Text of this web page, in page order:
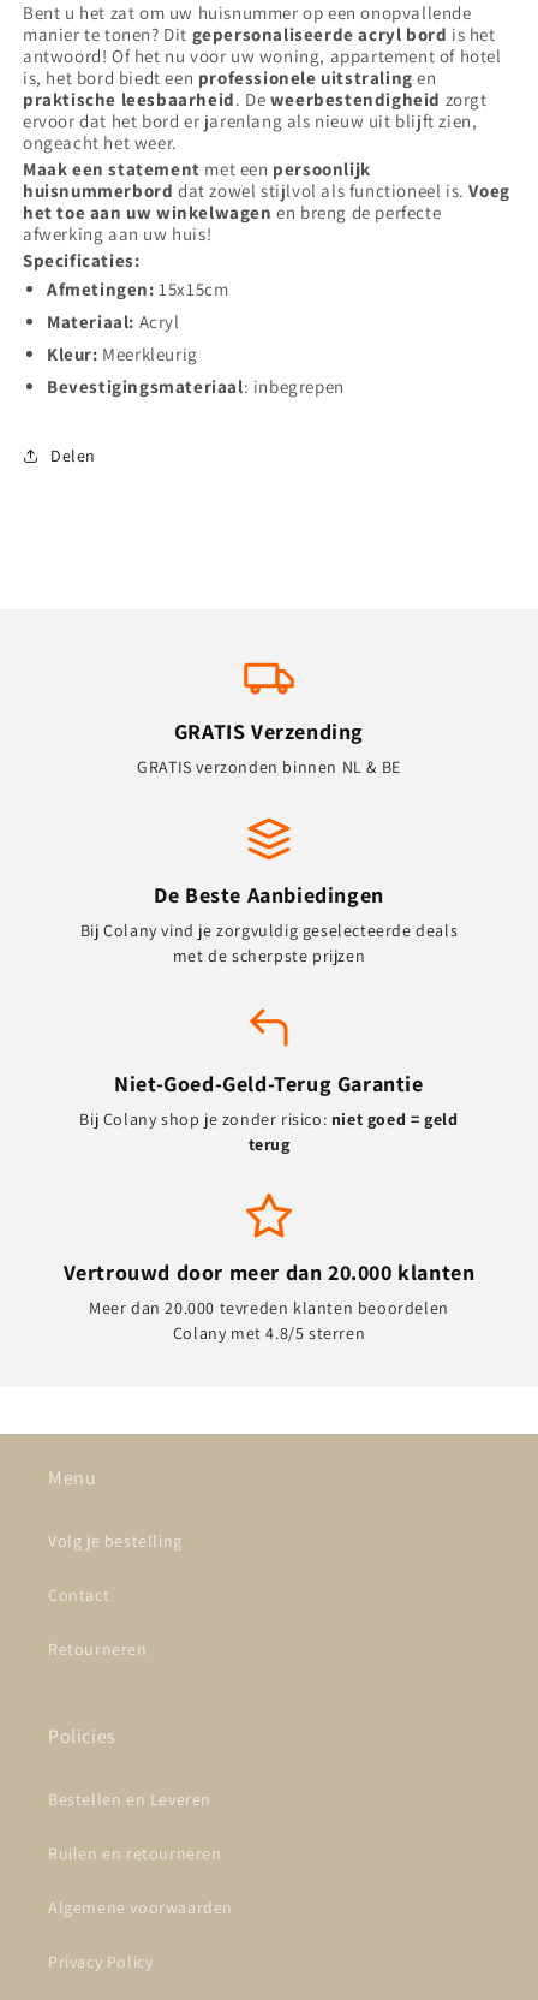
Bent u het zat om uw huisnummer op een onopvallende
manier te tonen? Dit gepersonaliseerde acryl bord is het
antwoord! Of het nu voor uw woning, appartement of hotel
is, het bord biedt een professionele uitstraling en
praktische leesbaarheid. De weerbestendigheid zorgt
ervoor dat het bord er jarenlang als nieuw uit blijft zien,
ongeacht het weer.
Maak een statement met een persoonlijk
huisnummerbord dat zowel stijlvol als functioneel is.Voeg
het toe aan uw winkelwagen en breng de perfecte
afwerking aan uw huis!
Specificaties:
Afmetingen: 15x15cm
Materiaal: Acryl
Kleur: Meerkleurig
Bevestigingsmateriaal: inbegrepen
Delen
GRATIS Verzending
GRATIS verzonden binnen NL & BE
De Beste Aanbiedingen
Bij Colany vind je zorgvuldig geselecteerde deals
met de scherpste prijzen
Niet-Goed-Geld-Terug Garantie
Bij Colany shop je zonder risico: niet goed = geld
terug
Vertrouwd door meer dan 20.000 klanten
Meer dan 20.000 tevreden klanten beoordelen
Colany met 4.8/5 sterren
Menu
Volg je bestelling
Contact
Retourneren
Policies
Bestellen en Leveren
Ruilen en retourneren
Algemene voorwaarden
Privacy Policy